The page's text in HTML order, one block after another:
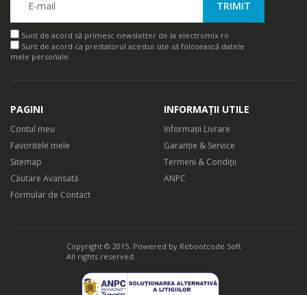
Sunt de acord să primesc newsletter de la electromix.ro
Sunt de acord ca prestatorul acestui site să folosească datele
mele personale.
PAGINI
Contul meu
Favoritele mele
Sitemap
Căutare Avansată
Formular de Contact
INFORMAȚII UTILE
Informații Livrare
Garanție & Service
Termeni & Condiții
ANPC
Copyright © 2015. Powered by Rebootcode Soft
All rights reserved.